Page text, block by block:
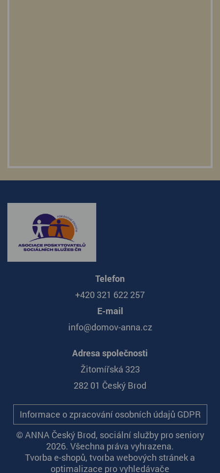
Telefon
+420 321 622 257
E-mail
info@domov-anna.cz
Adresa společnosti
Žitomířská 323
282 01 Český Brod
Informace o zpracování osobních údajů GDPR
© ANNA Český Brod, sociální služby pro seniory
2026. Všechna práva vyhrazena.
Tvorba e-shopů, tvorba webových stránek a
optimalizace pro vyhledávače